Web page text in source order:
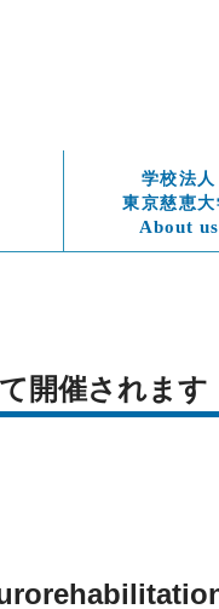
学校法人
東京慈恵
About us
開催されます